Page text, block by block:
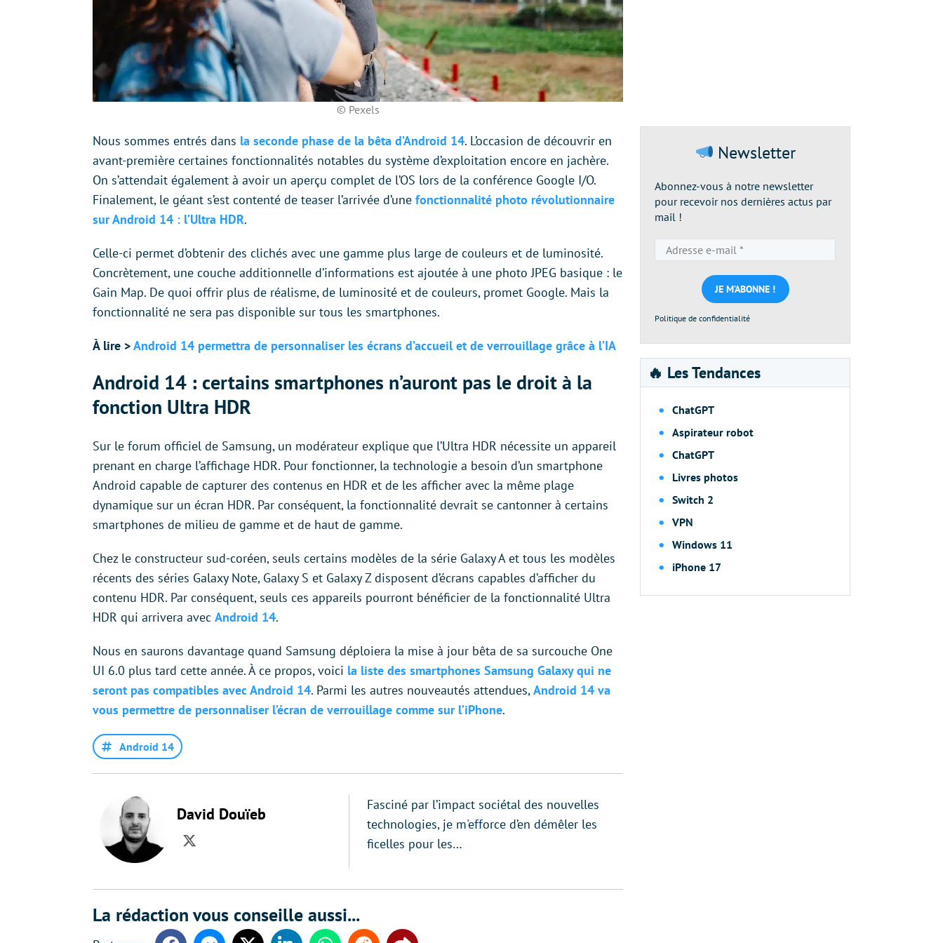
© Pexels
Nous sommes entrés dans la seconde phase de la bêta d’Android 14. L’occasion de découvrir en
avant-première certaines fonctionnalités notables du système d’exploitation encore en jachère.
On s’attendait également à avoir un aperçu complet de l’OS lors de la conférence Google I/O.
Finalement, le géant s’est contenté de teaser l’arrivée d’une fonctionnalité photo révolutionnaire
sur Android 14 : l’Ultra HDR.
Celle-ci permet d’obtenir des clichés avec une gamme plus large de couleurs et de luminosité.
Concrètement, une couche additionnelle d’informations est ajoutée à une photo JPEG basique : le
Gain Map. De quoi offrir plus de réalisme, de luminosité et de couleurs, promet Google. Mais la
fonctionnalité ne sera pas disponible sur tous les smartphones.
À lire >Android 14 permettra de personnaliser les écrans d’accueil et de verrouillage grâce à l’IA
Android 14 : certains smartphones n’auront pas le droit à la
fonction Ultra HDR
Sur le forum officiel de Samsung, un modérateur explique que l’Ultra HDR nécessite un appareil
prenant en charge l’affichage HDR. Pour fonctionner, la technologie a besoin d’un smartphone
Android capable de capturer des contenus en HDR et de les afficher avec la même plage
dynamique sur un écran HDR. Par conséquent, la fonctionnalité devrait se cantonner à certains
smartphones de milieu de gamme et de haut de gamme.
Chez le constructeur sud-coréen, seuls certains modèles de la série Galaxy A et tous les modèles
récents des séries Galaxy Note, Galaxy S et Galaxy Z disposent d’écrans capables d’afficher du
contenu HDR. Par conséquent, seuls ces appareils pourront bénéficier de la fonctionnalité Ultra
HDR qui arrivera avec Android 14.
Nous en saurons davantage quand Samsung déploiera la mise à jour bêta de sa surcouche One
UI 6.0 plus tard cette année. À ce propos, voici la liste des smartphones Samsung Galaxy qui ne
seront pas compatibles avec Android 14. Parmi les autres nouveautés attendues,Android 14 va
vous permettre de personnaliser l’écran de verrouillage comme sur l’iPhone.
Android 14
David Douïeb
Twitter
Fasciné par l’impact sociétal des nouvelles
technologies, je m'efforce d’en démêler les
ficelles pour les…
La rédaction vous conseille aussi...
Newsletter
Abonnez-vous à notre newsletter
pour recevoir nos dernières actus par
mail !
e-
mail
*
Politique de confidentialité
🔥 Les Tendances
ChatGPT
Aspirateur robot
ChatGPT
Livres photos
Switch 2
VPN
Windows 11
iPhone 17